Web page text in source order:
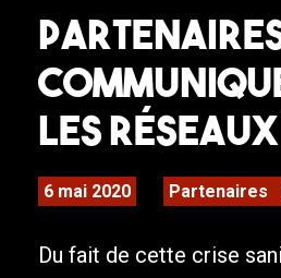
les
6 mai 2020 Partenaires
Du fait de cette crise